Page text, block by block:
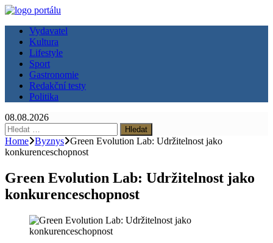
Vydavatel
Kultura
Lifestyle
Sport
Gastronomie
Redakční testy
Politika
08.08.2026
Vyhledávání
Home Byznys Green Evolution Lab: Udržitelnost jako
konkurenceschopnost
Green Evolution Lab: Udržitelnost jako
konkurenceschopnost